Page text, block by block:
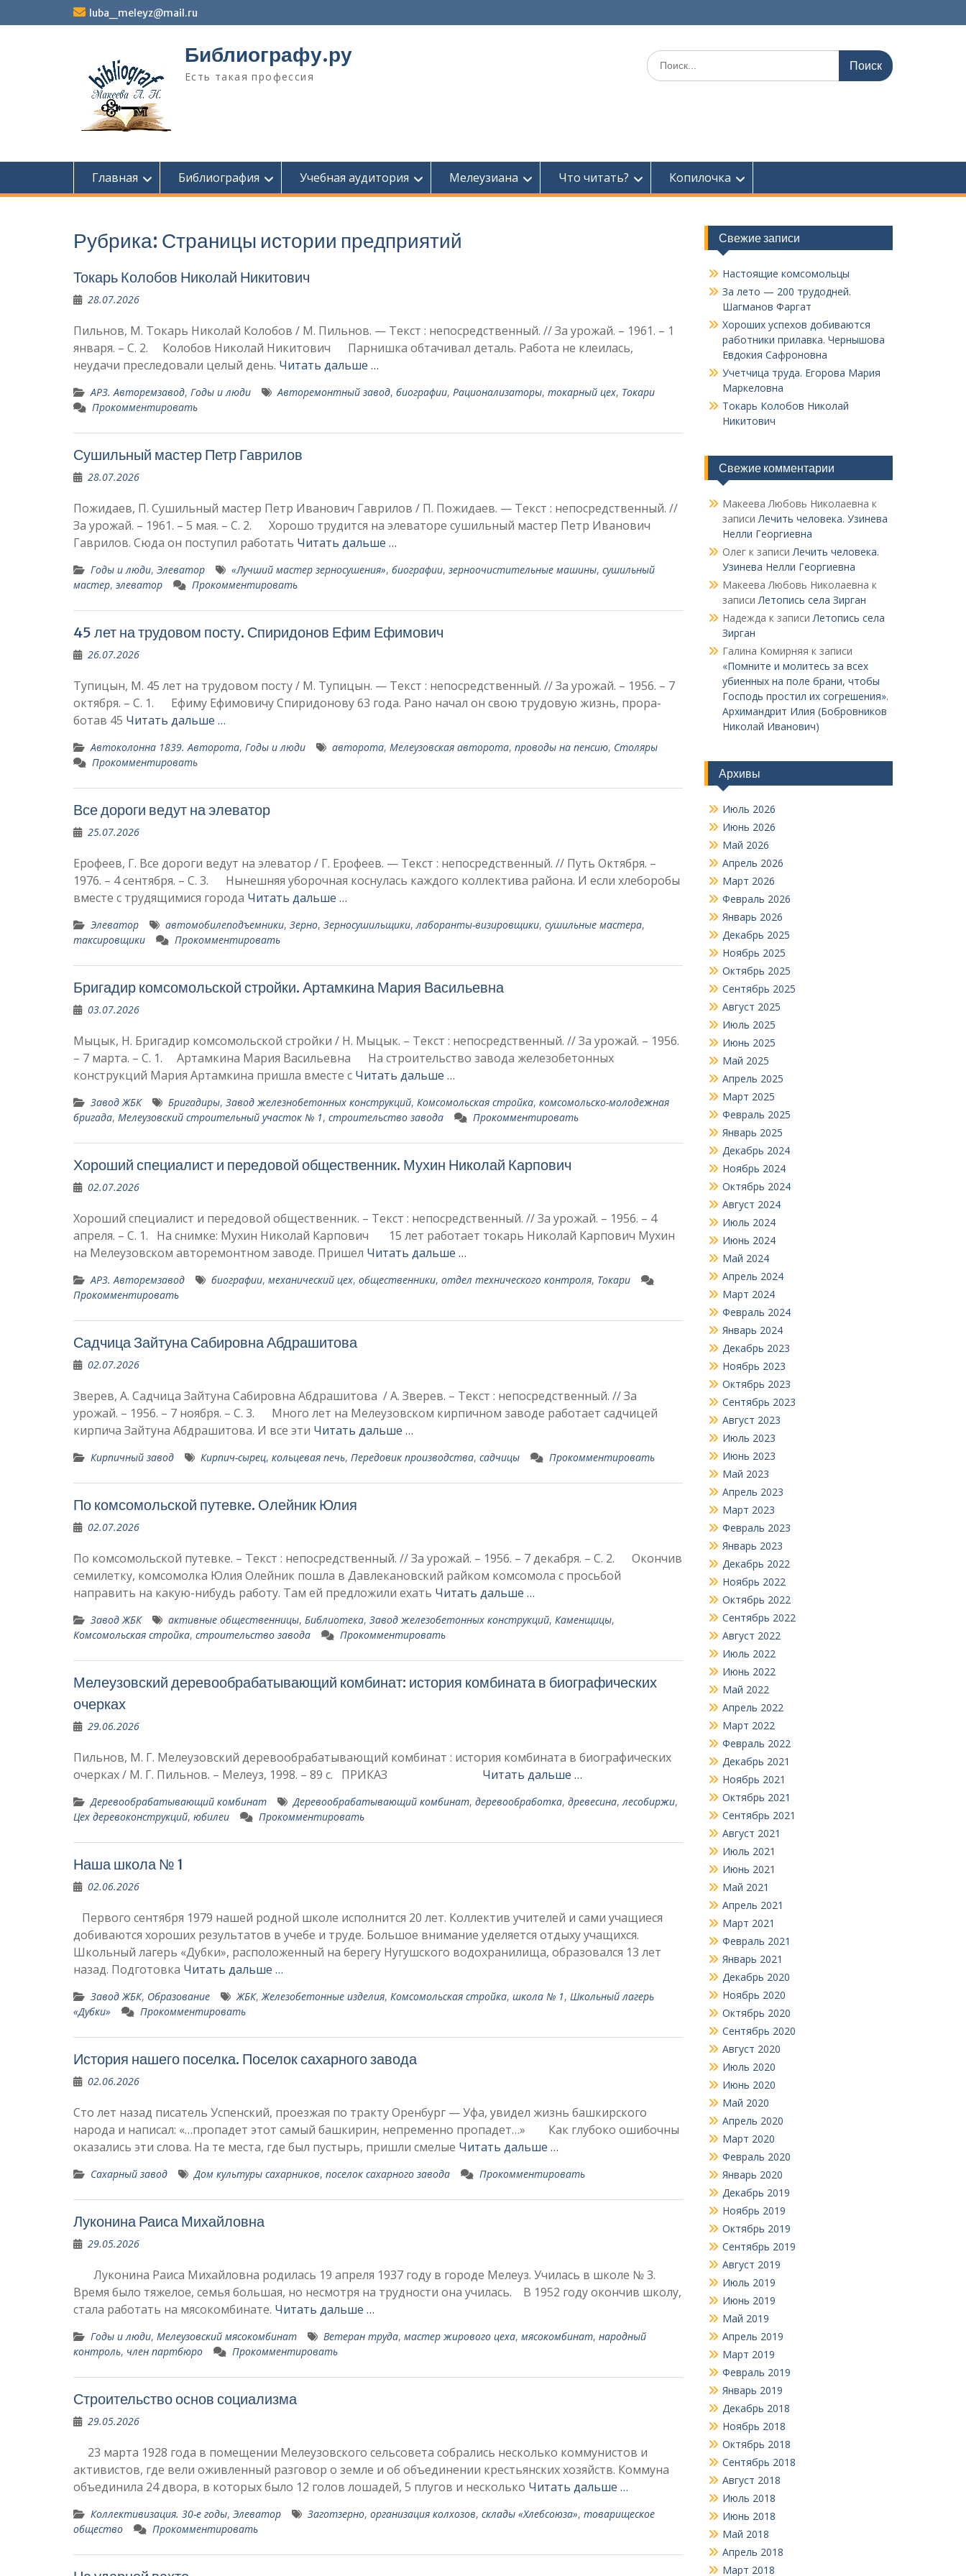
к
luba_meleyz@mail.ru
Библиографу.ру
Есть такая профессия
Поиск
по:
Главная Библиография Учебная аудитория Мелеузиана Что читать? Копилочка
Рубрика: Страницы истории предприятий
Токарь Колобов Ни­колай Никитович
28.07.2026
Пильнов, М. Токарь Николай Колобов / М. Пильнов. — Текст : непосредственный. // За урожай. – 1961. – 1
января. – С. 2. Колобов Ни­колай Никитович Парнишка обтачивал де­таль. Работа не клеилась,
неудачи преследовали це­лый день. Читать дальше …
АРЗ. Авторемзавод, Годы и люди Авторемонтный завод, биографии, Рационализаторы, то­карный цех, Токари
Прокомментировать
Сушильный мастер Петр Гаврилов
28.07.2026
Пожидаев, П. Сушильный мастер Петр Иванович Гаврилов / П. Пожидаев. — Текст : непосредственный. //
За урожай. – 1961. – 5 мая. – С. 2. Хорошо трудится на элева­торе сушильный мастер Петр Иванович
Гаврилов. Сюда он поступил работать Читать дальше …
Годы и люди, Элеватор «Лучший мастер зерносушения», биографии, зерноочистительные машины, сушильный
мастер, элеватор Прокомментировать
45 лет на трудовом посту. Спиридо­нов Ефим Ефимович
26.07.2026
Тупицын, М. 45 лет на трудовом посту / М. Тупицын. — Текст : непосредственный. // За урожай. – 1956. – 7
октября. – С. 1. Ефиму Ефимовичу Спиридо­нову 63 года. Рано начал он свою трудовую жизнь, прора­
ботав 45 Читать дальше …
Автоколонна 1839. Авторота, Годы и люди авторота, Мелеузовская авторота, проводы на пенсию, Столяры
Прокомментировать
Все дороги ведут на элеватор
25.07.2026
Ерофеев, Г. Все дороги ведут на элеватор / Г. Ерофеев. — Текст : непосредственный. // Путь Октября. –
1976. – 4 сентября. – С. 3. Нынешняя уборочная косну­лась каждого коллектива райо­на. И если хлеборобы
вместе с трудящимися города Читать дальше …
Элеватор автомобилеподъемники, Зерно, Зерносушильщики,лаборанты-визировщики, сушильные мастера,
таксировщики
Прокомментировать
Бригадир комсомольской стройки. Артамкина Мария Васильевна
03.07.2026
Мыцык, Н. Бригадир комсомольской стройки / Н. Мыцык. – Текст : непосредственный. // За урожай. – 1956.
– 7 марта. – С. 1. Артамкина Мария Васильевна На строительство завода железобетонных
конструкций Мария Артамкина пришла вместе с Читать дальше …
Завод ЖБК Бригадиры, Завод железнобетонных конструкций, Комсомольская стройка, комсомольско-молодежная
бригада, Мелеузовский строительный участок № 1, строительство завода Прокомментировать
Хороший специалист и передовой общественник. Мухин Николай Карпо­вич
02.07.2026
Хороший специалист и передовой общественник. – Текст : непосредственный. // За урожай. – 1956. – 4
апреля. – С. 1. На снимке: Мухин Николай Карпо­вич 15 лет работает токарь Ни­колай Карпович Мухин
на Мелеузовском авторемонтном за­воде. Пришел Читать дальше …
АРЗ. Авторемзавод биографии, механический цех, общественники, отдел тех­нического контроля, Токари
Прокомментировать
Садчица Зайтуна Сабировна Абдрашитова
02.07.2026
Зверев, А. Садчица Зайтуна Сабировна Абдрашитова / А. Зверев. – Текст : непосредственный. // За
урожай. – 1956. – 7 ноября. – С. 3. Много лет на Мелеузовском кирпичном заводе работает садчицей
кирпича Зайтуна Абдрашитова. И все эти Читать дальше …
Кирпичный завод Кирпич-сырец, кольцевая печь, Передовик производства, садчицы Прокомментировать
По комсомольской путевке. Олейник Юлия
02.07.2026
По комсомольской путевке. – Текст : непосредственный. // За урожай. – 1956. – 7 декабря. – С. 2. Окончив
семилетку, ком­сомолка Юлия Олейник пошла в Давлекановский райком ком­сомола с просьбой
направить на какую-нибудь работу. Там ей предложили ехать Читать дальше …
Завод ЖБК активные общественницы, Библиотека, Завод железобетонных конструкций, Каменщицы,
Комсомольская стройка, строительство завода Прокомментировать
Мелеузовский деревообрабатывающий комбинат: история комбината в биографических
очерках
29.06.2026
Пильнов, М. Г. Мелеузовский деревообрабатывающий комбинат : история комбината в биографических
очерках / М. Г. Пильнов. – Мелеуз, 1998. – 89 с. ПРИКАЗ Читать дальше …
Деревообрабатывающий комбинат Деревообрабатывающий комбинат, деревообработка, древесина,лесобиржи,
Цех деревоконструкций, юбилеи Прокомментировать
Наша школа № 1
02.06.2026
Первого сентября 1979 нашей родной школе исполнится 20 лет. Коллектив учителей и сами учащиеся
добиваются хороших результатов в учебе и труде. Большое внимание уделяется отдыху учащихся.
Школьный лагерь «Дубки», расположенный на берегу Нугушского водохранилища, образовался 13 лет
назад. Подготовка Читать дальше …
Завод ЖБК, Образование ЖБК,Железобетонные изделия, Комсомольская стройка, школа № 1, Школьный лагерь
«Дубки»
Прокомментировать
История нашего поселка. Поселок сахарного завода
02.06.2026
Сто лет назад писатель Успенский, проезжая по тракту Оренбург — Уфа, увидел жизнь башкирского
народа и написал: «…пропадет этот самый башкирин, непременно пропадет…» Как глубоко ошибочны
оказались эти слова. На те места, где был пустырь, пришли смелые Читать дальше …
Сахарный завод Дом культуры сахарников, поселок сахарного завода Прокомментировать
Луконина Раиса Михайловна
29.05.2026
Луконина Раиса Михайловна родилась 19 апреля 1937 году в городе Мелеуз. Училась в школе № 3.
Время было тяжелое, семья большая, но несмотря на трудности она училась. В 1952 году окончив школу,
стала работать на мясокомбинате. Читать дальше …
Годы и люди, Мелеузовский мясокомбинат Ветеран труда, мастер жирового цеха, мясокомбинат, народный
контроль, член партбюро Прокомментировать
Строительство основ социализма
29.05.2026
23 марта 1928 года в помещении Мелеузовского сельсовета собрались несколько коммунистов и
активистов, где вели оживленный разговор о земле и об объединении крестьянских хозяйств. Коммуна
объединила 24 двора, в которых было 12 голов лошадей, 5 плугов и несколько Читать дальше …
Коллективизация. 30-е годы, Элеватор Заготзерно, организация колхозов, склады «Хлебсоюза», товарищеское
общество
Прокомментировать
Свежие записи
Настоящие комсомольцы
За лето — 200 трудодней.
Шагманов Фаргат
Хороших успехов добиваются
работники прилавка. Чер­нышова
Евдокия Сафроновна
Учетчица труда. Его­рова Мария
Маркеловна
Токарь Колобов Ни­колай
Никитович
Свежие комментарии
Макеева Любовь Николаевна к
записиЛечить человека. Узинева
Нелли Георгиевна
Олегк записиЛечить человека.
Узинева Нелли Георгиевна
Макеева Любовь Николаевна к
записиЛетопись села Зирган
Надежда к записиЛетопись села
Зирган
Галина Комирняя к записи
«Помните и молитесь за всех
убиенных на поле брани, чтобы
Господь простил их согрешения».
Архимандрит Илия (Бобровников
Николай Иванович)
Архивы
Июль 2026
Июнь 2026
Май 2026
Апрель 2026
Март 2026
Февраль 2026
Январь 2026
Декабрь 2025
Ноябрь 2025
Октябрь 2025
Сентябрь 2025
Август 2025
Июль 2025
Июнь 2025
Май 2025
Апрель 2025
Март 2025
Февраль 2025
Январь 2025
Декабрь 2024
Ноябрь 2024
Октябрь 2024
Август 2024
Июль 2024
Июнь 2024
Май 2024
Апрель 2024
Март 2024
Февраль 2024
Январь 2024
Декабрь 2023
Ноябрь 2023
Октябрь 2023
Сентябрь 2023
Август 2023
Июль 2023
Июнь 2023
Май 2023
Апрель 2023
Март 2023
Февраль 2023
Январь 2023
Декабрь 2022
Ноябрь 2022
Октябрь 2022
Сентябрь 2022
Август 2022
Июль 2022
Июнь 2022
Май 2022
Апрель 2022
Март 2022
Февраль 2022
Декабрь 2021
Ноябрь 2021
Октябрь 2021
Сентябрь 2021
Август 2021
Июль 2021
Июнь 2021
Май 2021
Апрель 2021
Март 2021
Февраль 2021
Январь 2021
Декабрь 2020
Ноябрь 2020
Октябрь 2020
Сентябрь 2020
Август 2020
Июль 2020
Июнь 2020
Май 2020
Апрель 2020
Март 2020
Февраль 2020
Январь 2020
Декабрь 2019
Ноябрь 2019
Октябрь 2019
Сентябрь 2019
Август 2019
Июль 2019
Июнь 2019
Май 2019
Апрель 2019
Март 2019
Февраль 2019
Январь 2019
Декабрь 2018
Ноябрь 2018
Октябрь 2018
Сентябрь 2018
Август 2018
Июль 2018
Июнь 2018
Май 2018
Апрель 2018
Март 2018